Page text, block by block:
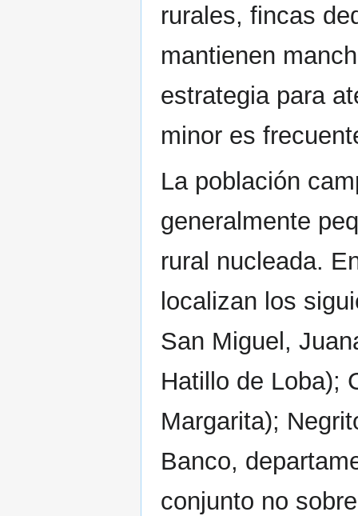
rurales, fincas
mantienen
estrategia para
minor es
La población
generalmente
rural nucleada.
localizan los
San Miguel,
Hatillo de Loba);
Margarita);
Banco,
conjunto no